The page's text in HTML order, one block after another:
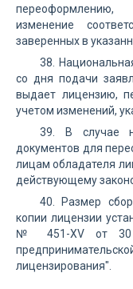
изменение
заверенных в
38.
со дня подачи
выдает лицензию,
учетом изменений,
39. В случае
документов для
лицам обладателя
действующему
40. Размер
копии лицензии
№ 451-XV от 30
лицензирования".